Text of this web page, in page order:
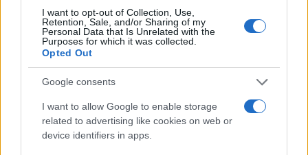
I want to opt-out of Collection, Use,
Retention, Sale, and/or Sharing of my
Personal Data that Is Unrelated with the
Purposes for which it was collected.
Opted Out
Google consents
I want to allow Google to enable storage
related to advertising like cookies on web or
device identifiers in apps.
I nostri cari
Giovannimaria Cabras